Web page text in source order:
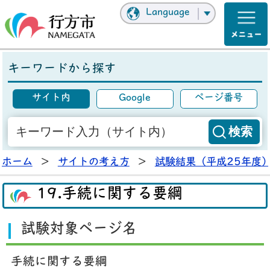
Language
キーワードから探す
サイト内 Google ページ番号
ホーム > サイトの考え方 > 試験結果（平成25年度
19.手続に関する要綱
試験対象ページ名
手続に関する要綱